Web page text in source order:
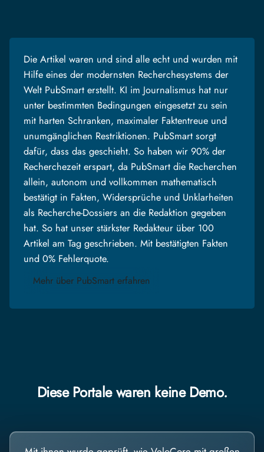
Die Artikel waren und sind alle echt und wurden mit
Hilfe eines der modernsten Recherchesystems der
Welt PubSmart erstellt. KI im Journalismus hat nur
unter bestimmten Bedingungen eingesetzt zu sein
mit harten Schranken, maximaler Faktentreue und
unumgänglichen Restriktionen. PubSmart sorgt
dafür, dass das geschieht. So haben wir 90% der
Recherchezeit erspart, da PubSmart die Recherchen
allein, autonom und vollkommen mathematisch
bestätigt in Fakten, Widersprüche und Unklarheiten
als Recherche-Dossiers an die Redaktion gegeben
hat. So hat unser stärkster Redakteur über 100
Artikel am Tag geschrieben. Mit bestätigten Fakten
und 0% Fehlerquote.
Mehr über PubSmart erfahren
Diese Portale waren keine Demo.